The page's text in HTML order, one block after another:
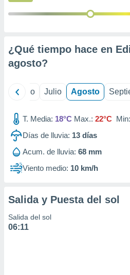
mediante
publicidad
publicidad
1199
¿Qué tiempo hace en
agosto?
Junio Julio Agosto
T. Media: 18°C Max.: 22°C Min:
Días de lluvia: 13 días
Acum. de lluvia: 68 mm
Viento medio: 10 km/h
Salida y Puesta del sol
Salida del sol
06:11